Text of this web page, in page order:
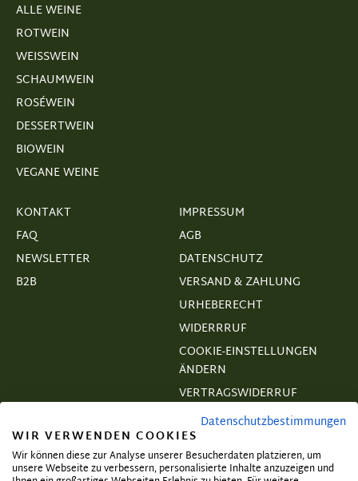
ALLE WEINE
ROTWEIN
WEISSWEIN
SCHAUMWEIN
ROSÉWEIN
DESSERTWEIN
BIOWEIN
VEGANE WEINE
KONTAKT
FAQ
NEWSLETTER
B2B
IMPRESSUM
AGB
DATENSCHUTZ
VERSAND & ZAHLUNG
URHEBERECHT
WIDERRRUF
COOKIE-EINSTELLUNGEN
ÄNDERN
VERTRAGSWIDERRUF
Datenschutzbestimmungen
WIR VERWENDEN COOKIES
Wir können diese zur Analyse unserer Besucherdaten platzieren, um
unsere Webseite zu verbessern, personalisierte Inhalte anzuzeigen und